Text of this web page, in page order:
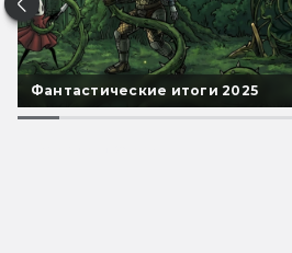
Фантастические итоги 2025